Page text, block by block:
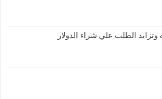
وتزايد الطلب علي شراء الدولار